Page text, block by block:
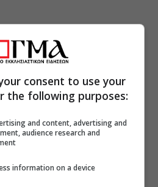
consent to use your
the following purposes:
and content, advertising and
audience research and
information on a device